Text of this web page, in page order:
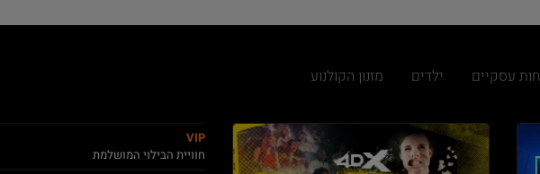
עסקיים ילדים מזנון הקולנוע
VIP
חוויית הבילוי המושלמת